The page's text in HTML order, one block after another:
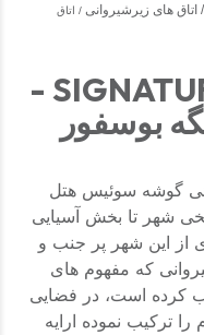
اتاق های زیرشیروانی اتاق
اتاق زیرشیروانی SIGNATURE -
بوسفور
گوشه سوئیس هتل
شهر تا بخش آسیایی
از این شهر پر جنب و
که مفهوم های
کرده است، در فضایی
ترکیب نموده ارایه